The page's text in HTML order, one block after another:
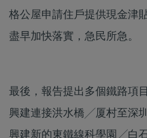
格公屋申請住戶提供現金津
盡早加快落實，急民所急。
最後，報告提出多個鐵路項
興建連接洪水橋╱厦村至深
興建新的東鐵線科學園╱白